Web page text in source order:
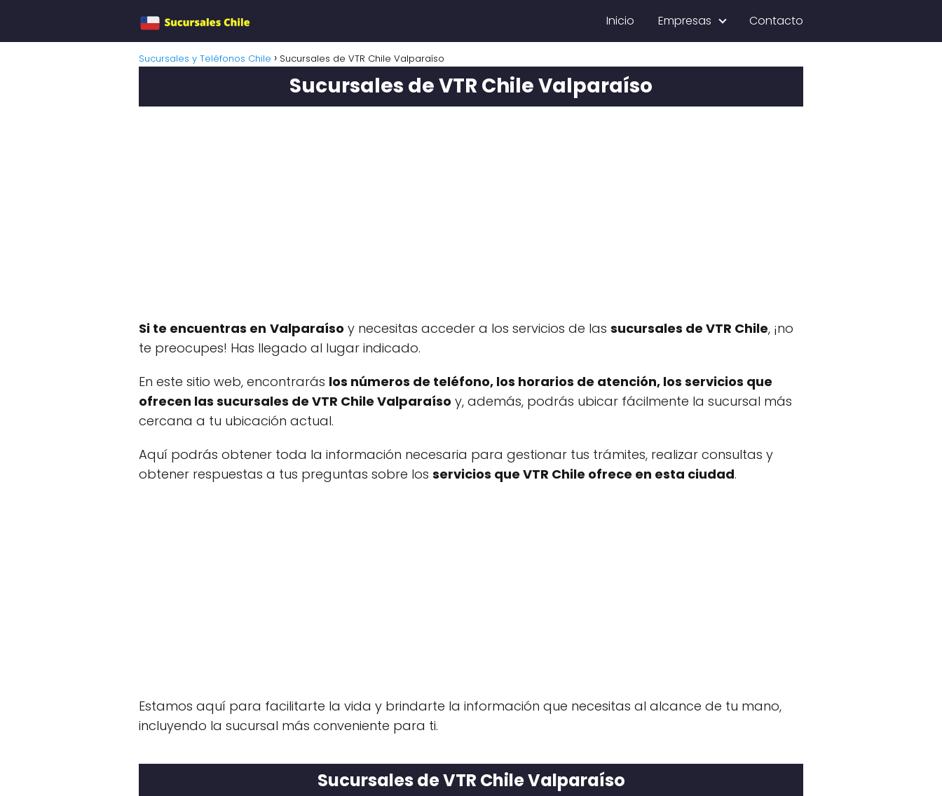
Inicio Empresas Contacto
Sucursales y Teléfonos Chile Sucursales de VTR Chile Valparaíso
Sucursales de VTR Chile Valparaíso
Si te encuentras en Valparaíso y necesitas acceder a los servicios de las sucursales de VTR Chile, ¡no
te preocupes! Has llegado al lugar indicado.
En este sitio web, encontrarás los números de teléfono, los horarios de atención, los servicios que
ofrecen las sucursales de VTR Chile Valparaíso y, además, podrás ubicar fácilmente la sucursal más
cercana a tu ubicación actual.
Aquí podrás obtener toda la información necesaria para gestionar tus trámites, realizar consultas y
obtener respuestas a tus preguntas sobre los servicios que VTR Chile ofrece en esta ciudad.
Estamos aquí para facilitarte la vida y brindarte la información que necesitas al alcance de tu mano,
incluyendo la sucursal más conveniente para ti.
Sucursales de VTR Chile Valparaíso